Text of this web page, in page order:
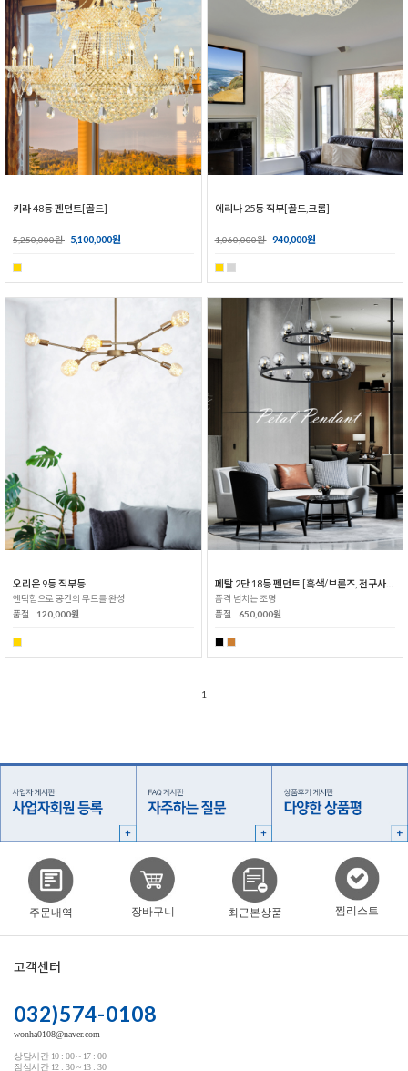
키라 48등 펜던트[골드]
5,250,000원 5,100,000원
에리나 25등 직부[골드,크롬]
1,060,000원 940,000원
오리온 9등 직부등
엔틱함으로 공간의 무드를 완성
품절
120,000원
페탈 2단 18등 펜던트 [흑색/브론즈, 전구사은품]
품격 넘치는 조명
품절
650,000원
1
주문내역 장바구니 최근본상품 찜리스트
고객센터
032)574-0108
wonha0108@naver.com
상담시간 10 : 00 ~ 17 : 00
점심시간 12 : 30 ~ 13 : 30